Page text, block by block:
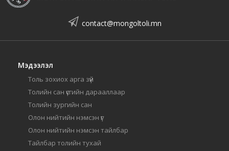
contact@mongoltoli.mn
Мэдээлэл
Толь зохиох арга зүй
Толийн сан үсгийн дарааллаар
Толийн зургийн сан
Олон нийтийн нэмсэн үг
Олон нийтийн нэмсэн тайлбар
Тайлбар толийн тухай